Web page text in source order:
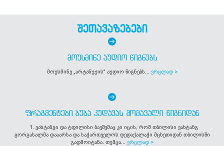
შეთავაზებები
ᲛᲝᲣᲡᲛᲘᲜᲔ ᲐᲣᲓᲘᲝ ᲬᲘᲒᲜᲔᲑᲡ
მოუსმინე „არტანუჯის“ აუდიო წიგნებს... ვრცლად >
ᲤᲠᲐᲒᲛᲔᲜᲢᲔᲑᲘ ᲑᲣᲑᲐ ᲙᲣᲓᲐᲕᲐᲡ ᲛᲝᲛᲐᲕᲐᲚᲘ ᲬᲘᲒᲜᲘᲓᲐᲜ
1. ვახტანგი და ტფილისი ბავშვმაც კი იცის, რომ თბილისი ვახტანგ
გორგასალმა დააარსა და საქართველოს დედაქალაქი მცხეთიდან თბილისში
გადმოიტანა. თუმცა... ვრცლად >